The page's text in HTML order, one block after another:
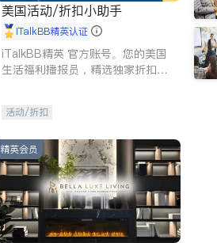
美国活动/折扣小助手
iTalkBB精英认证
iTalkBB精英 官方账号。您的美国
生活福利播报员，精选独家折扣、
活动/折扣
精英会员